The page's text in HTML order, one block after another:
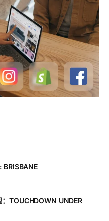
BRISBANE
：TOUCHDOWN UNDER